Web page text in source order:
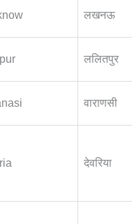
लखनऊ
ललितपुर
वाराणसी
देवरिया